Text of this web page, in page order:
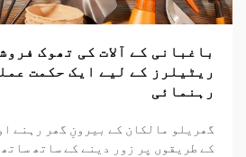
باغبانی کے آلات کی تھوک
ریٹیلرز کے لیے ایک حکمت
رہنمائی
گھریلو مالکان کے بیرونِ گھر رہنے
کے طریقوں پر زور دینے کے ساتھ